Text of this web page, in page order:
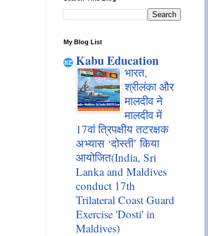
My Blog List
Kabu Education
भारत,
श्रीलंका और
मालदीव ने
मालदीव में
17वां त्रिपक्षीय तटरक्षक
अभ्यास ‘दोस्ती’ किया
आयोजित(India, Sri
Lanka and Maldives
conduct 17th
Trilateral Coast Guard
Exercise 'Dosti' in
Maldives)